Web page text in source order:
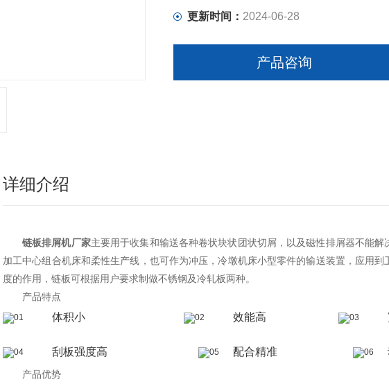
更新时间： 2024-06-28
产品咨询
详细介绍
链板排屑机厂家主要用于收集和输送各种卷状块状团状切屑，以及磁性排屑器不能
加工中心组合机床和柔性生产线，也可作为冲压，冷墩机床小型零件的输送装置，应用
度的作用，链板可根据用户要求制做不锈钢及冷轧板两种。
产品特点
体积小 效能高
刮板强度高 配合精准
产品优势